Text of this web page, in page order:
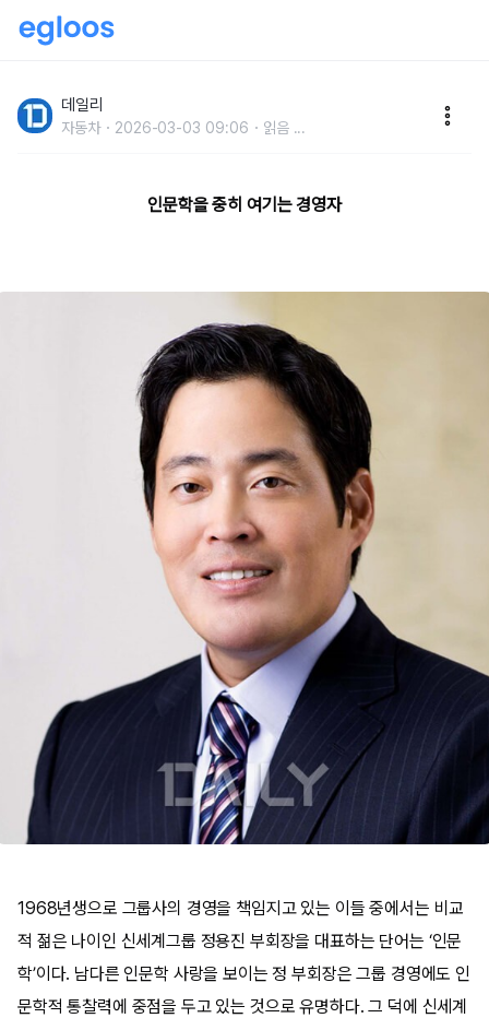
데일리
자동차 2026-03-03 09:06 읽음 ...
인문학을 중히 여기는 경영자
1968년생으로 그룹사의 경영을 책임지고 있는 이들 중에서는 비교
적 젊은 나이인 신세계그룹 정용진 부회장을 대표하는 단어는 ‘인문
학’이다. 남다른 인문학 사랑을 보이는 정 부회장은 그룹 경영에도 인
문학적 통찰력에 중점을 두고 있는 것으로 유명하다. 그 덕에 신세계